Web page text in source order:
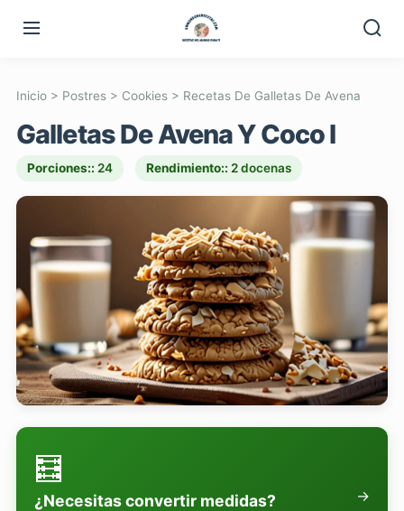
Inicio> Postres> Cookies> Recetas De Galletas De Avena
Galletas De Avena Y Coco I
Porciones:: 24 Rendimiento:: 2 docenas
🧮
¿Necesitas convertir medidas? →